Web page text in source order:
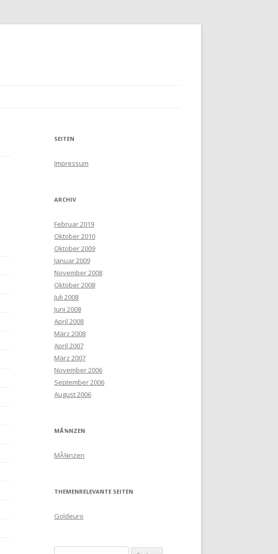
SEITEN
Impressum
ARCHIV
Februar 2019
Oktober 2010
Oktober 2009
Januar 2009
November 2008
Oktober 2008
Juli 2008
Juni 2008
April 2008
März 2008
April 2007
März 2007
November 2006
September 2006
August 2006
MÃ¼NZEN
MÃ¼nzen
THEMENRELEVANTE SEITEN
Goldeuro